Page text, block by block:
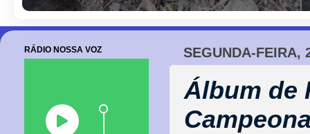
SEGUNDA-FEIRA,
Álbum de
RÁDIO NOSSA VOZ